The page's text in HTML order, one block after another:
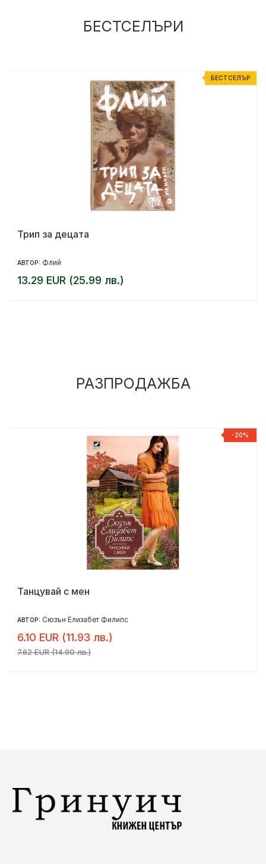
БЕСТСЕЛЪРИ
БЕСТСЕЛЪР
Трип за децата
АВТОР: Флий
13.29 EUR (25.99 лв.)
РАЗПРОДАЖБА
-20%
Танцувай с мен
АВТОР: Сюзън Елизабет Филипс
6.10 EUR (11.93 лв.)
7.62 EUR (14.90 лв.)